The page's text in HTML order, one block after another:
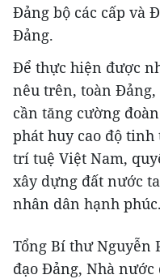
Đảng bộ các cấp và
Đảng.
Để thực hiện được
nêu trên, toàn
cần tăng cường
phát huy cao độ
trí tuệ Việt Nam,
xây dựng đất nước
nhân dân hạnh phúc.
Tổng Bí thư Nguyễn
đạo Đảng, Nhà nước